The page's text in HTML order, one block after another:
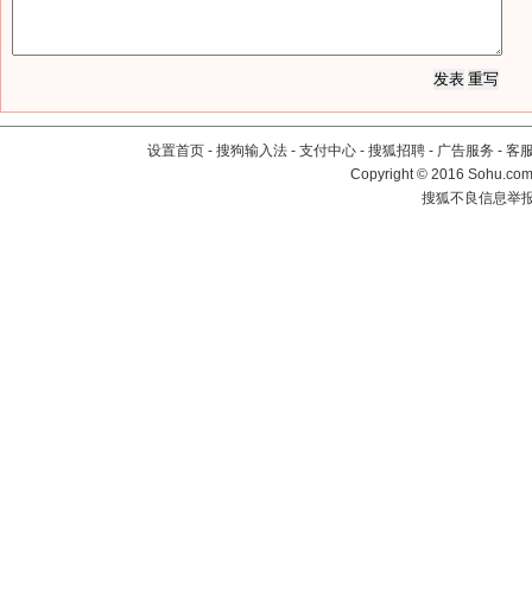
设置首页 - 搜狗输入法 - 支付中心 - 搜狐招聘 - 广告服务 - 客
Copyright©2016
搜狐不良信息举